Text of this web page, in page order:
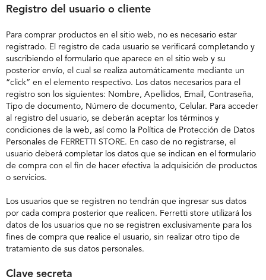
Registro del usuario o cliente
Para comprar productos en el sitio web, no es necesario estar
registrado. El registro de cada usuario se verificará completando y
suscribiendo el formulario que aparece en el sitio web y su
posterior envío, el cual se realiza automáticamente mediante un
“click” en el elemento respectivo. Los datos necesarios para el
registro son los siguientes: Nombre, Apellidos, Email, Contraseña,
Tipo de documento, Número de documento, Celular. Para acceder
al registro del usuario, se deberán aceptar los términos y
condiciones de la web, así como la Política de Protección de Datos
Personales de FERRETTI STORE. En caso de no registrarse, el
usuario deberá completar los datos que se indican en el formulario
de compra con el fin de hacer efectiva la adquisición de productos
o servicios.
Los usuarios que se registren no tendrán que ingresar sus datos
por cada compra posterior que realicen. Ferretti store utilizará los
datos de los usuarios que no se registren exclusivamente para los
fines de compra que realice el usuario, sin realizar otro tipo de
tratamiento de sus datos personales.
Clave secreta